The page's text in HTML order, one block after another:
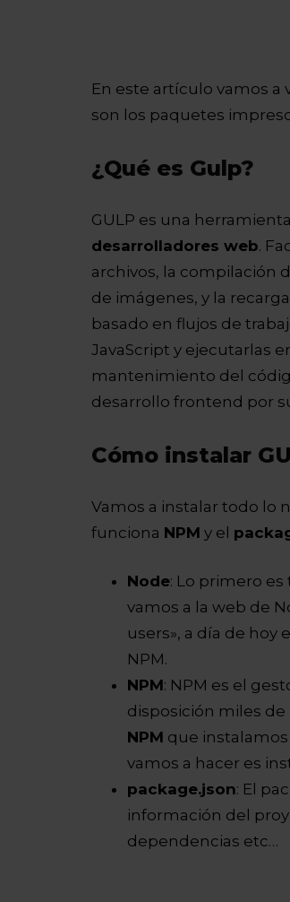
En este artículo vamos a
son los paquetes
¿Qué es Gulp?
GULP es una
desarrolladores web.
archivos, la compilación
de imágenes, y la
basado en flujos de
JavaScript y ejecutarlas
mantenimiento del
desarrollo frontend por
Cómo instalar
Vamos a instalar todo lo
funciona NPM y el
Node: Lo primero
vamos a la web de
users», a día de hoy
NPM.
NPM: NPM es el
disposición miles de
NPM que
vamos a hacer es
package.json: El
información del
dependencias etc…